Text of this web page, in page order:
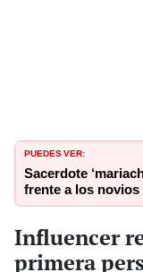
PUEDES VER:
Sacerdote
frente a los
Influencer
primera